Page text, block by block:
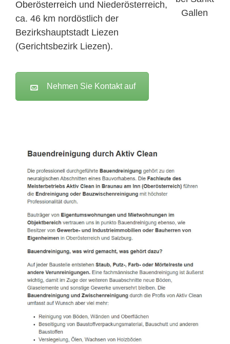
Oberösterreich und Niederösterreich,
ca. 46 km nordöstlich der
Bezirkshauptstadt Liezen
(Gerichtsbezirk Liezen).
Nehmen Sie Kontakt auf